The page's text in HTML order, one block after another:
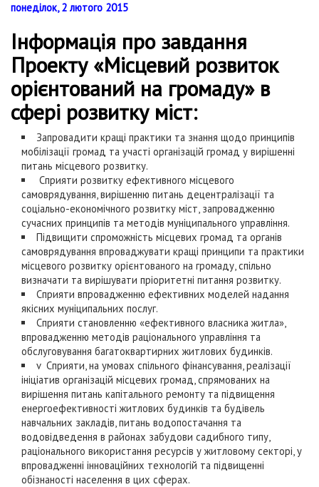
понеділок, 2 лютого 2015
Інформація про завдання
Проекту «Місцевий розвиток
орієнтований на громаду» в
сфері розвитку міст:
Запровадити кращі практики та знання щодо принципів
мобілізації громад та участі організацій громад у вирішенні
питань місцевого розвитку.
Сприяти розвитку ефективного місцевого
самоврядування, вирішенню питань децентралізації та
соціально-економічного розвитку міст, запровадженню
сучасних принципів та методів муніципального управління.
Підвищити спроможність місцевих громад та органів
самоврядування впроваджувати кращі принципи та практики
місцевого розвитку орієнтованого на громаду, спільно
визначати та вирішувати пріоритетні питання розвитку.
Сприяти впровадженню ефективних моделей надання
якісних муніципальних послуг.
Сприяти становленню «ефективного власника житла»,
впровадженню методів раціонального управління та
обслуговування багатоквартирних житлових будинків.
v Сприяти, на умовах спільного фінансування, реалізації
ініціатив організацій місцевих громад, спрямованих на
вирішення питань капітального ремонту та підвищення
енергоефективності житлових будинків та будівель
навчальних закладів, питань водопостачання та
водовідведення в районах забудови садибного типу,
раціонального використання ресурсів у житловому секторі, у
впровадженні інноваційних технологій та підвищенні
обізнаності населення в цих сферах.